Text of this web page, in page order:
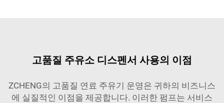
고품질 주유소 디스펜서 사용의 이점
ZCHENG의 고품질 연료 주유기 운영은 귀하의 비즈니스
에 실질적인 이점을 제공합니다. 이러한 펌프는 서비스